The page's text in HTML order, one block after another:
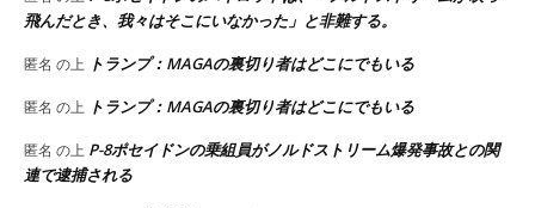
飛んだとき、我々はそこにいなかった」と非難する。
匿名 の上 トランプ：MAGAの裏切り者はどこにでもいる
匿名 の上 トランプ：MAGAの裏切り者はどこにでもいる
匿名 の上 P-8ポセイドンの乗組員がノルドストリーム爆発事故との関
連で逮捕される